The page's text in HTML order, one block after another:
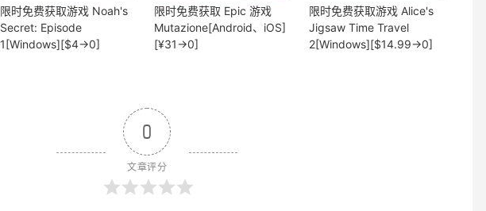
限时免费获取游戏 Noah's
Secret: Episode
1[Windows][$4→0]
限时免费获取 Epic 游戏
Mutazione[Android、iOS]
[¥31→0]
限时免费获取游戏 Alice's
Jigsaw Time Travel
2[Windows][$14.99→0]
0
文章评分